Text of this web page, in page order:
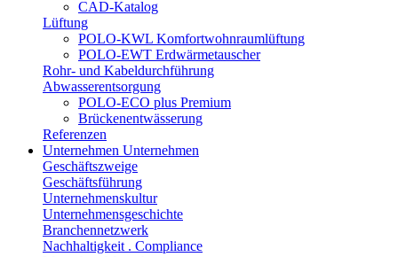
CAD-Katalog
Lüftung
POLO-KWL Komfortwohnraumlüftung
POLO-EWT Erdwärmetauscher
Rohr- und Kabeldurchführung
Abwasserentsorgung
POLO-ECO plus Premium
Brückenentwässerung
Referenzen
Unternehmen Unternehmen
Geschäftszweige
Geschäftsführung
Unternehmenskultur
Unternehmensgeschichte
Branchennetzwerk
Nachhaltigkeit . Compliance